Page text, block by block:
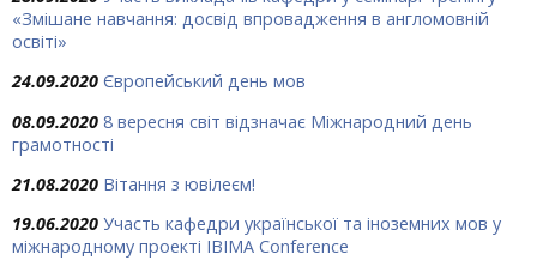
«Змішане навчання: досвід впровадження в англомовній
освіті»
24.09.2020 Європейський день мов
08.09.2020 8 вересня світ відзначає Міжнародний день
грамотності
21.08.2020 Вітання з ювілеєм!
19.06.2020 Участь кафедри української та іноземних мов у
міжнародному проекті IBIMA Conference